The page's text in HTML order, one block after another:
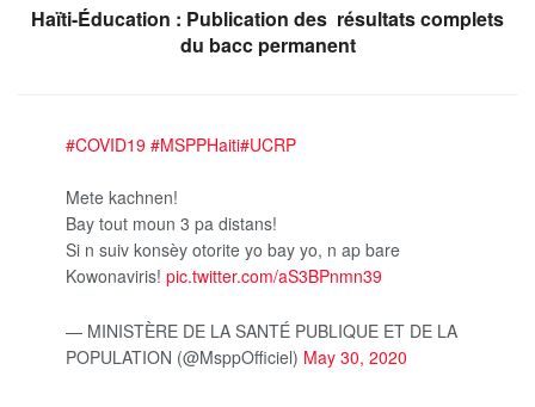
Haïti-Éducation : Publication des résultats complets
du bacc permanent
#COVID19 #MSPPHaiti#UCRP
Mete kachnen!
Bay tout moun 3 pa distans!
Si n suiv konsèy otorite yo bay yo, n ap bare
Kowonaviris! pic.twitter.com/aS3BPnmn39
— MINISTÈRE DE LA SANTÉ PUBLIQUE ET DE LA
POPULATION (@MsppOfficiel) May 30, 2020